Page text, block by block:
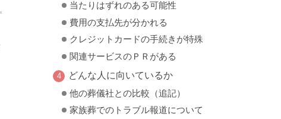
当たりはずれのある可能性
費用の支払先が分かれる
クレジットカードの手続きが特殊
関連サービスのＰＲがある
どんな人に向いているか
他の葬儀社との比較（追記）
家族葬でのトラブル報道について